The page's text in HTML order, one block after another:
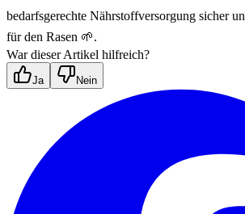
bedarfsgerechte Nährstoffversorgung sicher
für den Rasen 🌱.
War dieser Artikel hilfreich?
Ja Nein